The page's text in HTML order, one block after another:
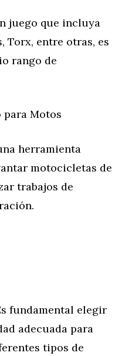
juego que incluya
Torx, entre otras, es
rango de
Motos
herramienta
motocicletas de
trabajos de
fundamental elegir
adecuada para
tipos de